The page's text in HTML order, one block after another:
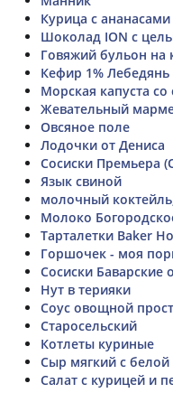
Курица с
Шоколад ION с
Говяжий бульон на
Кефир 1% Лебедянь
Морская капуста
Жевательный
Овсяное поле
Лодочки от Дениса
Сосиски Премьера
Язык свиной
молочный
Молоко
Тарталетки Baker
Горшочек - моя
Сосиски Баварские
Нут в терияки
Соус овощной
Старосельский
Котлеты куриные
Сыр мягкий с
Салат с курицей и